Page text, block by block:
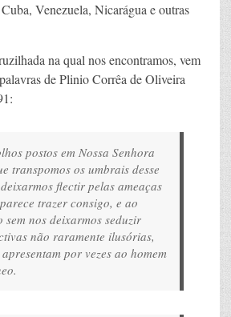
Venezuela, Nicarágua e outras
na qual nos encontramos, vem
de Plinio Corrêa de Oliveira
postos em Nossa Senhora
transpomos os umbrais desse
flectir pelas ameaças
trazer consigo, e ao
sem nos deixarmos seduzir
não raramente ilusórias,
por vezes ao homem